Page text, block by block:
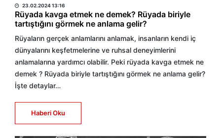
23.02.2024 13:16
Rüyada kavga etmek ne demek? Rüyada biriyle
tartıştığını görmek ne anlama gelir?
Rüyaların gerçek anlamlarını anlamak, insanların kendi iç
dünyalarını keşfetmelerine ve ruhsal deneyimlerini
anlamalarına yardımcı olabilir. Peki rüyada kavga etmek ne
demek ? Rüyada biriyle tartıştığını görmek ne anlama gelir?
İşte detaylar…
Haberi Oku